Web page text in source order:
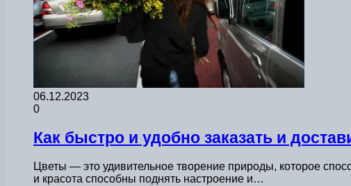
06.12.2023
0
Как быстро и удобно заказать и
Цветы — это удивительное творение природы, которое
и красота способны поднять настроение и…